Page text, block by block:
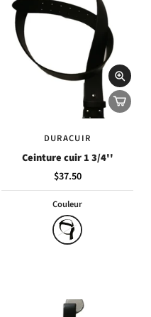
DURACUIR
Ceinture cuir 1 3/4''
$37.50
Couleur